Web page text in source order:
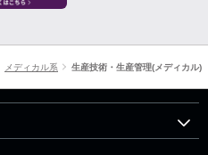
メディカル系 生産技術・生産管理(メディカル)